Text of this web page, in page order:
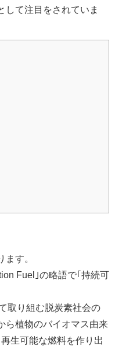
して注目をされていま
ます。
Fuel｣の略語で｢持続可
取り組む脱炭素社会の
ら植物のバイオマス由来
生可能な燃料を作り出